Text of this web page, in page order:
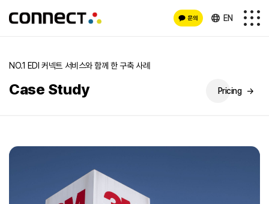
EN
NO.1 EDI 커넥트 서비스와 함께 한 구축 사례
Case Study Pricing →